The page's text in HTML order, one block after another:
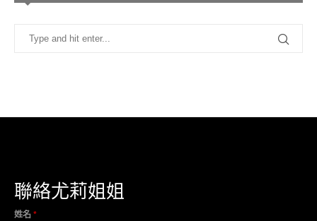
聯絡尤莉姐姐
姓名 *